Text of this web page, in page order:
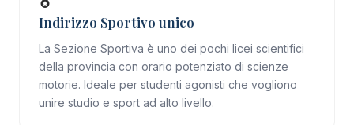
Indirizzo Sportivo unico
La Sezione Sportiva è uno dei pochi licei scientifici
della provincia con orario potenziato di scienze
motorie. Ideale per studenti agonisti che vogliono
unire studio e sport ad alto livello.